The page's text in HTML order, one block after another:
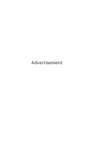
Advertisement